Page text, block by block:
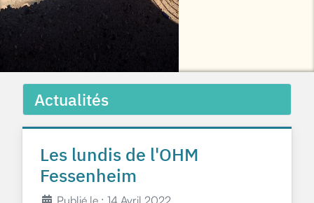
Actualités
Les lundis de l'OHM
Fessenheim
Publié le : 14 Avril 2022